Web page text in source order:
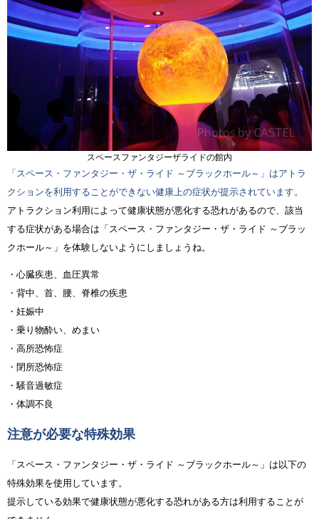
スペースファンタジーザライドの館内
「スペース・ファンタジー・ザ・ライド ～ブラックホール～」はアトラ
クションを利用することができない健康上の症状が提示されています。
アトラクション利用によって健康状態が悪化する恐れがあるので、該当
する症状がある場合は「スペース・ファンタジー・ザ・ライド ～ブラッ
クホール～」を体験しないようにしましょうね。
・心臓疾患、血圧異常
・背中、首、腰、脊椎の疾患
・妊娠中
・乗り物酔い、めまい
・高所恐怖症
・閉所恐怖症
・騒音過敏症
・体調不良
注意が必要な特殊効果
「スペース・ファンタジー・ザ・ライド ～ブラックホール～」は以下の
特殊効果を使用しています。
提示している効果で健康状態が悪化する恐れがある方は利用することが